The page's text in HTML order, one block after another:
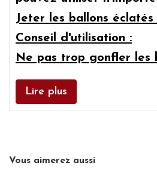
Jeter les ballons
Conseil d'utilisation :
Ne pas trop gonfler les
Lire plus
Vous aimerez aussi